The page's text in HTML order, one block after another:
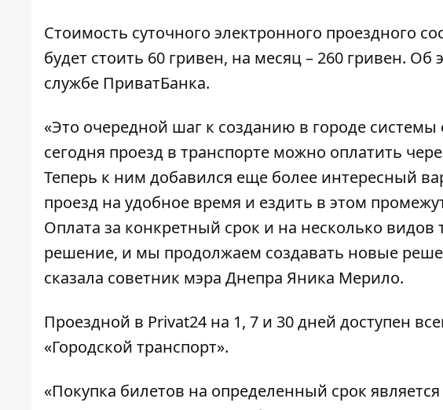
Стоимость суточного электронного проездного
будет стоить 60 гривен, на месяц – 260 гривен. Об
службе ПриватБанка.
«Это очередной шаг к созданию в городе системы
сегодня проезд в транспорте можно оплатить
Теперь к ним добавился еще более интересный
проезд на удобное время и ездить в этом
Оплата за конкретный срок и на несколько видов
решение, и мы продолжаем создавать новые
сказала советник мэра Днепра Яника Мерило.
Проездной в Privat24 на 1, 7 и 30 дней доступен
«Городской транспорт».
«Покупка билетов на определенный срок